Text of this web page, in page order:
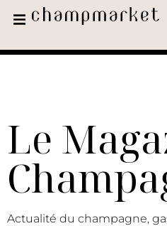
Le
Actualité du champagne,